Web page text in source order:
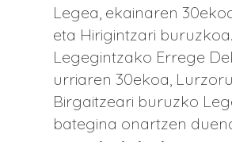
Legea, ekainaren
eta Hirigintzari
Legegintzako Errege
urriaren 30ekoa,
Birgaitzeari buruzko
bategina onartzen